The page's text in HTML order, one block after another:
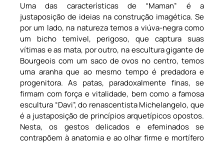
Uma das características de “Maman” é a
justaposição de ideias na construção imagética. Se
por um lado, na natureza temos a viúva-negra como
um bicho temível, perigoso, que captura suas
vítimas e as mata, por outro, na escultura gigante de
Bourgeois com um saco de ovos no centro, temos
uma aranha que ao mesmo tempo é predadora e
progenitora. As patas, paradoxalmente finas, se
firmam com força e vitalidade, bem como a famosa
escultura “Davi”, do renascentista Michelangelo, que
é a justaposição de princípios arquetípicos opostos.
Nesta, os gestos delicados e efeminados se
contrapõem à anatomia e ao olhar firme e mortífero